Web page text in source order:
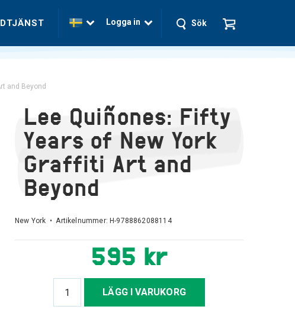
Logga in Sök
and Beyond
Lee Quiñones: Fifty
Years of New York
Graffiti Art and
Beyond
New York • Artikelnummer: H-9788862088114
595 kr
LÄGG I VARUKORG